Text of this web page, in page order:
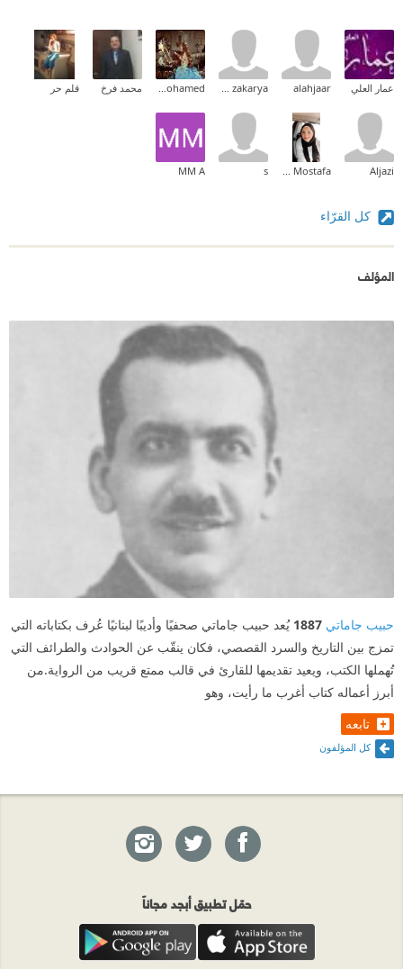
عمار العلي alahjaar محمد فرخ قلم حر
Aljazi
s
MM A
كل القرّاء
المؤلف
حبيب جاماتي 1887 يُعد حبيب جاماتي صحفيًا وأديبًا لبنانيًا عُرف بكتاباته التي
تمزج بين التاريخ والسرد القصصي، فكان ينقّب عن الحوادث والطرائف التي
تُهملها الكتب، ويعيد تقديمها للقارئ في قالب ممتع قريب من الرواية.من
أبرز أعماله كتاب أغرب ما رأيت، وهو
تابعه
كل المؤلفون
حمّل تطبيق أبجد مجاناً